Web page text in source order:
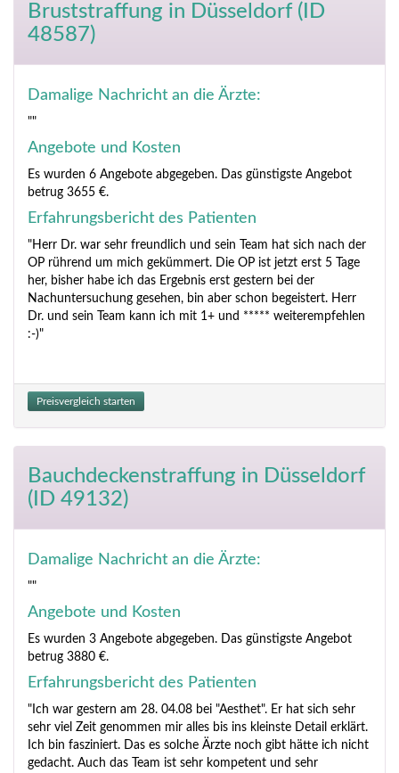
Bruststraffung in Düsseldorf (ID
48587)
Damalige Nachricht an die Ärzte:
""
Angebote und Kosten
Es wurden 6 Angebote abgegeben. Das günstigste Angebot
betrug 3655 €.
Erfahrungsbericht des Patienten
"Herr Dr. war sehr freundlich und sein Team hat sich nach der
OP rührend um mich gekümmert. Die OP ist jetzt erst 5 Tage
her, bisher habe ich das Ergebnis erst gestern bei der
Nachuntersuchung gesehen, bin aber schon begeistert. Herr
Dr. und sein Team kann ich mit 1+ und ***** weiterempfehlen
:-)"
Preisvergleich starten
Bauchdeckenstraffung in Düsseldorf
(ID 49132)
Damalige Nachricht an die Ärzte:
""
Angebote und Kosten
Es wurden 3 Angebote abgegeben. Das günstigste Angebot
betrug 3880 €.
Erfahrungsbericht des Patienten
"Ich war gestern am 28. 04.08 bei "Aesthet". Er hat sich sehr
sehr viel Zeit genommen mir alles bis ins kleinste Detail erklärt.
Ich bin fasziniert. Das es solche Ärzte noch gibt hätte ich nicht
gedacht. Auch das Team ist sehr kompetent und sehr